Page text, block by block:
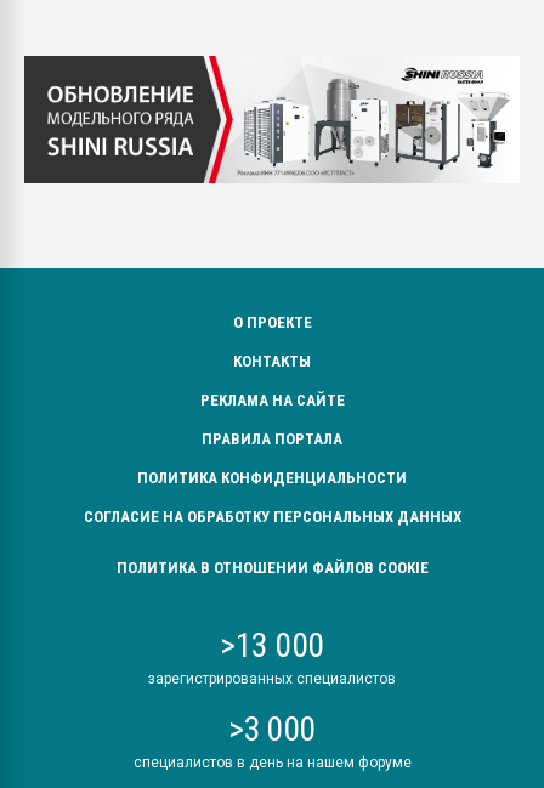
О ПРОЕКТЕ
КОНТАКТЫ
РЕКЛАМА НА САЙТЕ
ПРАВИЛА ПОРТАЛА
ПОЛИТИКА КОНФИДЕНЦИАЛЬНОСТИ
СОГЛАСИЕ НА ОБРАБОТКУ ПЕРСОНАЛЬНЫХ ДАННЫХ
ПОЛИТИКА В ОТНОШЕНИИ ФАЙЛОВ COOKIE
>13 000
зарегистрированных специалистов
>3 000
специалистов в день на нашем форуме